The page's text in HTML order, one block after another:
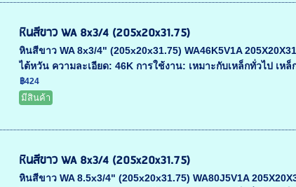
หินสีขาว WA 8x3/4 (205x20x31.75)
หินสีขาว WA 8x3/4" (205x20x31.75) WA46K5V1A
ไต้หวัน ความละเอียด: 46K การใช้งาน: เหมาะกับเหล็กทั่วไป เหล็
฿424
มีสินค้า
หินสีขาว WA 8x3/4 (205x20x31.75)
หินสีขาว WA 8.5x3/4" (205x20x31.75) WA80J5V1A